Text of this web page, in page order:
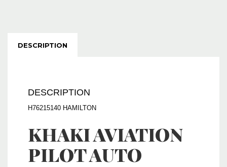
DESCRIPTION
DESCRIPTION
H76215140 HAMILTON
KHAKI AVIATION
PILOT AUTO